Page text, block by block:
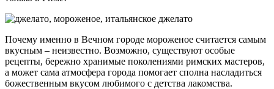
Почему именно в Вечном городе мороженое считается самым
вкусным – неизвестно. Возможно, существуют особые
рецепты, бережно хранимые поколениями римских мастеров,
а может сама атмосфера города помогает сполна насладиться
божественным вкусом любимого с детства лакомства.